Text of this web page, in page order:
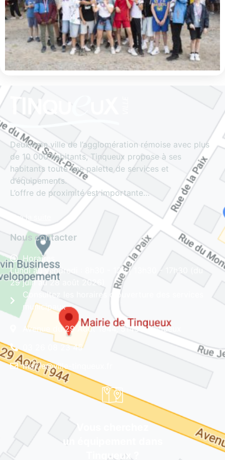
Deuxième ville de l’agglomération rémoise avec plus
de 10 000 habitants, Tinqueux propose à ses
habitants toute une palette de services et
d’équipements.
L’offre de proximité est importante…
Lire la suite
Nous contacter
Horaires
Lundi au vendredi : 8h30 - 12h | 13h30 - 17h30 (du
29 juin au 28 août 2026)
Consultez les horaires d'ouverture des services
municipaux
Avenue du 29 Août 1944, 51430 Tinqueux
03 26 08 23 45
mairie@ville-tinqueux.fr
Vous cherchez
un équipement dans
Tinqueux ?